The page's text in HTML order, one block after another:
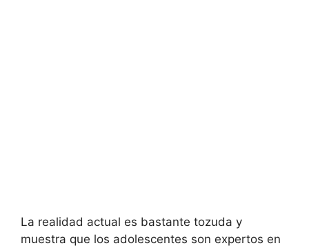
La realidad actual es bastante tozuda y
muestra que los adolescentes son expertos en